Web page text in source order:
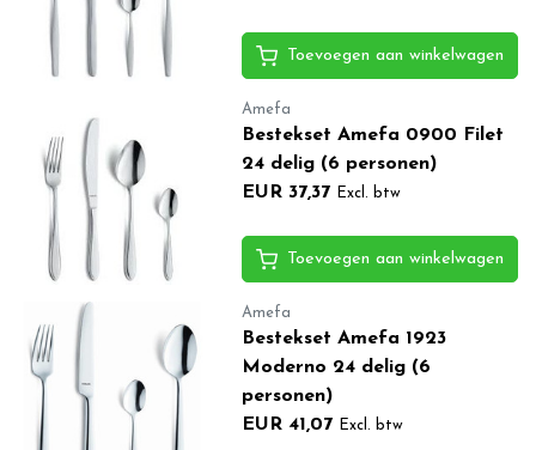
Toevoegen aan winkelwagen
Amefa
Bestekset Amefa 0900 Filet
24 delig (6 personen)
EUR 37,37
Excl. btw
Toevoegen aan winkelwagen
Amefa
Bestekset Amefa 1923
Moderno 24 delig (6
personen)
EUR 41,07
Excl. btw